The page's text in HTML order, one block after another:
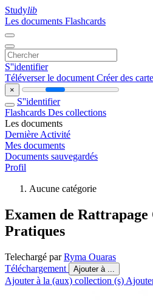
Studylib
Les documents Flashcards
S''identifier
Téléverser le document Créer des
×
S''identifier
Flashcards Des collections
Les documents
Dernière Activité
Mes documents
Documents sauvegardés
Profil
Aucune catégorie
Examen de
Pratiques
Telechargé parRyma Ouaras
Téléchargement
Ajouter à ...
Ajouter à la (aux) collection (s)